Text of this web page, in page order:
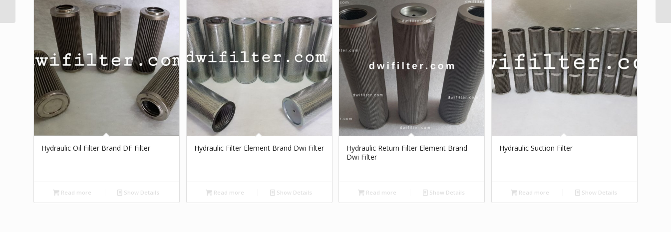
Hydraulic Oil Filter Brand DF Filter
Read more Show Details
Hydraulic Filter Element Brand Dwi Filter
Read more Show Details
Hydraulic Return Filter Element Brand
Dwi Filter
Read more Show Details
Hydraulic Suction Filter
Read more Show Details